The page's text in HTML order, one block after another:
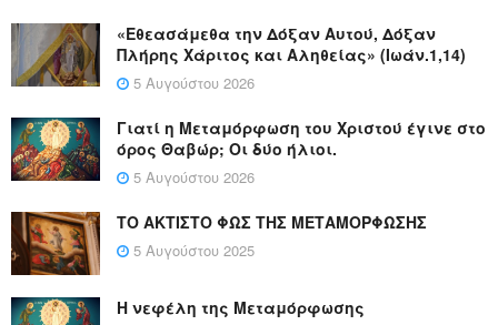
«Εθεασάμεθα την Δόξαν Αυτού, Δόξαν
Πλήρης Χάριτος και Αληθείας» (Ιωάν.1,14)
5 Αυγούστου 2026
Γιατί η Μεταμόρφωση του Χριστού έγινε στο
όρος Θαβώρ; Οι δύο ήλιοι.
5 Αυγούστου 2026
ΤΟ ΑΚΤΙΣΤΟ ΦΩΣ ΤΗΣ ΜΕΤΑΜΟΡΦΩΣΗΣ
5 Αυγούστου 2025
Η νεφέλη της Μεταμόρφωσης